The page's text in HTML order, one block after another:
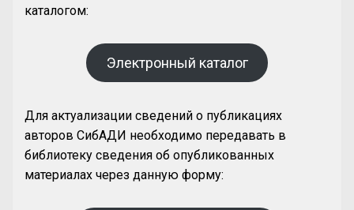
каталогом:
Электронный каталог
Для актуализации сведений о публикациях
авторов СибАДИ необходимо передавать в
библиотеку сведения об опубликованных
материалах через данную форму: